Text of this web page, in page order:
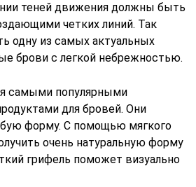
теней движения должны быть
четких линий. Так
одну из самых актуальных
брови с легкой небрежностью.
самыми популярными
для бровей. Они
форму. С помощью мягкого
очень натуральную форму
грифель поможет визуально